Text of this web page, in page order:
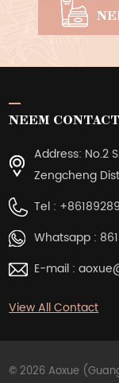
NEEM
Address: No.2
Zengcheng
Tel :
Whatsapp :
E-mail :
View All Contact
© 2026 Aoxue